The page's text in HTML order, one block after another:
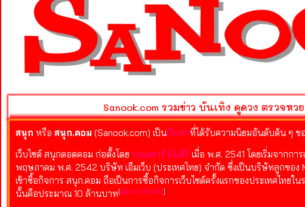
Sanook.com รวมข่าว บันเทิง ดูดวง ตรวจห
สนุก หรือ สนุก.คอม (Sanook.com) เป็นเว็บท่าที่ได้รับความนิยมอันดับต้น ๆ ข
เว็บไซต์ สนุกดอตคอม ก่อตั้งโดย ปรเมศวร์ มินศิริ เมื่อ พ.ศ. 2541 โดยเริ่มจากก
พฤษภาคม พ.ศ. 2542 บริษัท เอ็มเว็บ (ประเทศไทย) จำกัด ซึ่งเป็นบริษัทลูกของ
เข้าซื้อกิจการ สนุก.คอม ถือเป็นการซื้อกิจการเว็บไซต์ครั้งแรกของประเทศไทย
นั้นคือประมาณ 10 ล้านบาท[ต้องการอ้างอิง]